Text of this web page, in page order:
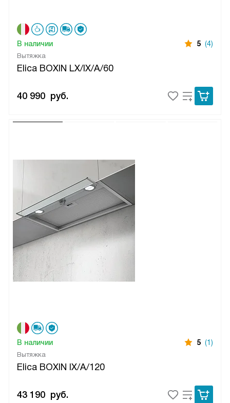
Вытяжка
Elica BOXIN LX/IX/A/60
В наличии 5 (4)
40 990 руб.
Вытяжка
Elica BOXIN IX/A/120
В наличии 5 (1)
43 190 руб.